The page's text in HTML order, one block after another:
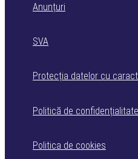
Anunțuri
SVA
Protecția datelor cu
Politică de confidențialitate
Politica de cookies